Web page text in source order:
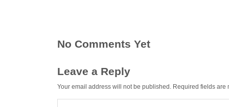
No Comments Yet
Leave a Reply
Your email address will not be published. Required fields are